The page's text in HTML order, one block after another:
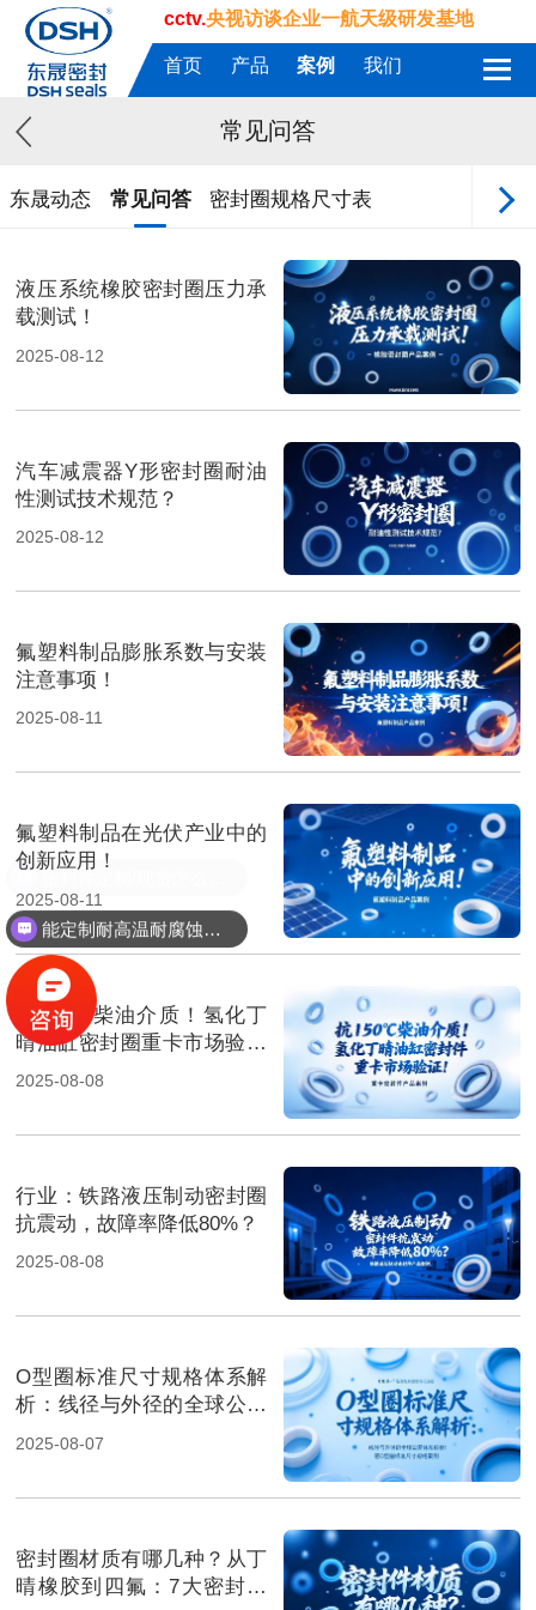
cctv.央视访谈企业一航天级研发基地
首页 产品 案例 我们
常见问答
东晟动态 常见问答 密封圈规格尺寸表
液压系统橡胶密封圈压力承
载测试！
2025-08-12
汽车减震器Y形密封圈耐油
性测试技术规范？
2025-08-12
氟塑料制品膨胀系数与安装
注意事项！
2025-08-11
氟塑料制品在光伏产业中的
创新应用！
2025-08-11
抗150℃柴油介质！氢化丁
晴油缸密封圈重卡市场验证‌
！
2025-08-08
行业‌：铁路液压制动密封圈
抗震动，故障率降低80%？
2025-08-08
O型圈标准尺寸规格体系解
析：线径与外径的全球公差
体系解析！
2025-08-07
密封圈材质有哪几种？从丁
晴橡胶到四氟：7大密封材